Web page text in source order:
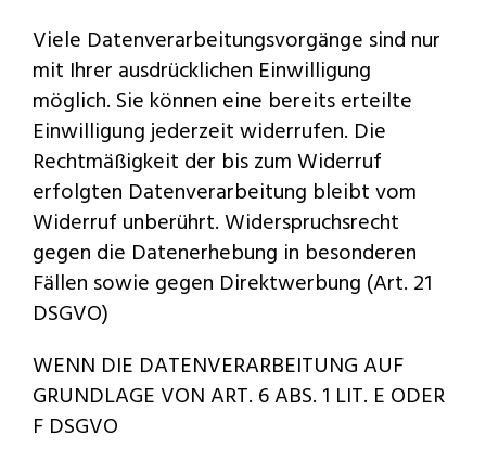
Viele Datenverarbeitungsvorgänge sind nur
mit Ihrer ausdrücklichen Einwilligung
möglich. Sie können eine bereits erteilte
Einwilligung jederzeit widerrufen. Die
Rechtmäßigkeit der bis zum Widerruf
erfolgten Datenverarbeitung bleibt vom
Widerruf unberührt. Widerspruchsrecht
gegen die Datenerhebung in besonderen
Fällen sowie gegen Direktwerbung (Art. 21
DSGVO)
WENN DIE DATENVERARBEITUNG AUF
GRUNDLAGE VON ART. 6 ABS. 1 LIT. E ODER
F DSGVO